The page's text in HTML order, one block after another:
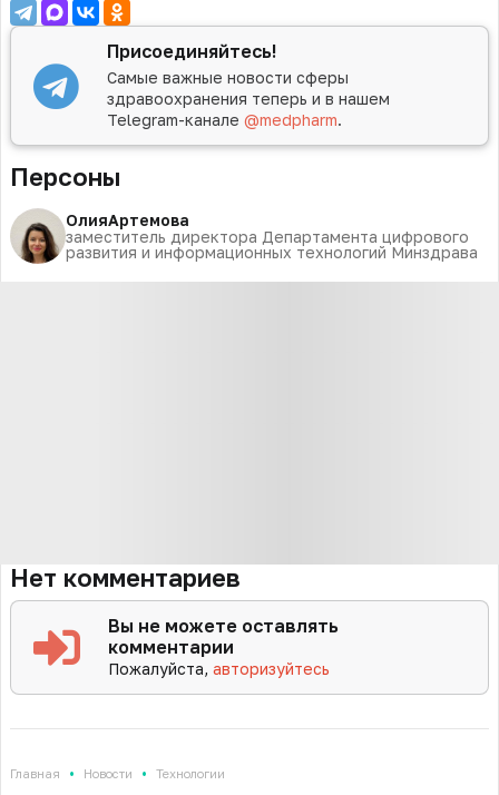
Присоединяйтесь!
Самые важные новости сферы
здравоохранения теперь и в нашем
Telegram-канале@medpharm.
Персоны
ОлияАртемова
заместитель директора Департамента цифрового
развития и информационных технологий Минздрава
Нет комментариев
Вы не можете оставлять
комментарии
Пожалуйста,авторизуйтесь
Главная • Новости • Технологии